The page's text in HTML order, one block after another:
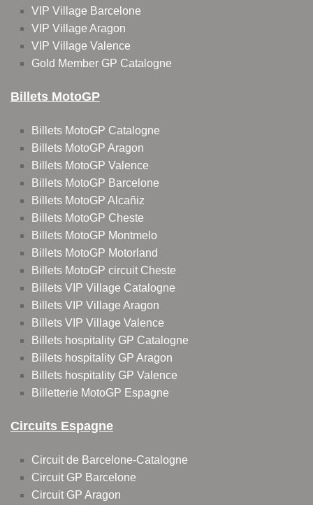
VIP Village Barcelone
VIP Village Aragon
VIP Village Valence
Gold Member GP Catalogne
Billets MotoGP
Billets MotoGP Catalogne
Billets MotoGP Aragon
Billets MotoGP Valence
Billets MotoGP Barcelone
Billets MotoGP Alcañiz
Billets MotoGP Cheste
Billets MotoGP Montmelo
Billets MotoGP Motorland
Billets MotoGP circuit Cheste
Billets VIP Village Catalogne
Billets VIP Village Aragon
Billets VIP Village Valence
Billets hospitality GP Catalogne
Billets hospitality GP Aragon
Billets hospitality GP Valence
Billetterie MotoGP Espagne
Circuits Espagne
Circuit de Barcelone-Catalogne
Circuit GP Barcelone
Circuit GP Aragon